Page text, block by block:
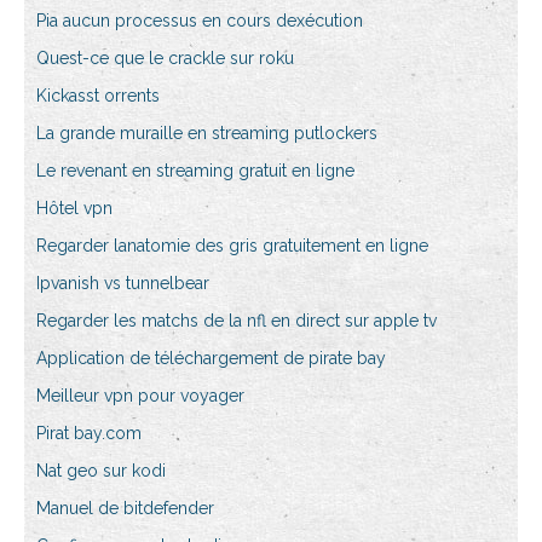
Pia aucun processus en cours dexécution
Quest-ce que le crackle sur roku
Kickasst orrents
La grande muraille en streaming putlockers
Le revenant en streaming gratuit en ligne
Hôtel vpn
Regarder lanatomie des gris gratuitement en ligne
Ipvanish vs tunnelbear
Regarder les matchs de la nfl en direct sur apple tv
Application de téléchargement de pirate bay
Meilleur vpn pour voyager
Pirat bay.com
Nat geo sur kodi
Manuel de bitdefender